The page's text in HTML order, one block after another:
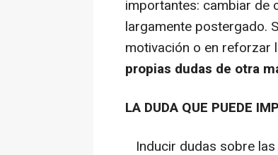
importantes: cambiar de
largamente postergado.
motivación o en reforzar
propias dudas de otra
LA DUDA QUE PUEDE
Inducir dudas sobre